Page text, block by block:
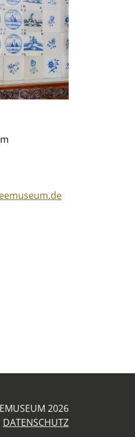
2026
DATENSCHUTZ